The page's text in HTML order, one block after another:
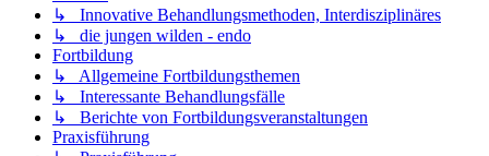
↳ Innovative Behandlungsmethoden, Interdisziplinäres
↳ die jungen wilden - endo
Fortbildung
↳ Allgemeine Fortbildungsthemen
↳ Interessante Behandlungsfälle
↳ Berichte von Fortbildungsveranstaltungen
Praxisführung